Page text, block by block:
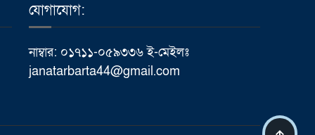
যোগাযোগ:
নাম্বার: ০১৭১১-০৫৯৩৩৬ ই-মেইলঃ
janatarbarta44@gmail.com